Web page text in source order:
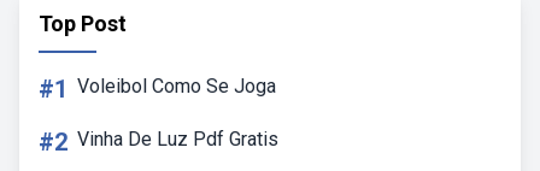
Top Post
#1 Voleibol Como Se Joga
#2 Vinha De Luz Pdf Gratis